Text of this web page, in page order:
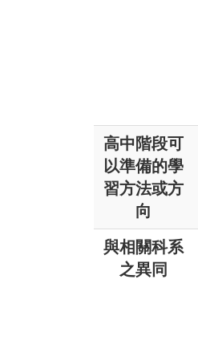
高中階段可
以準備的學
習方法或方
向
與相關科系
之異同